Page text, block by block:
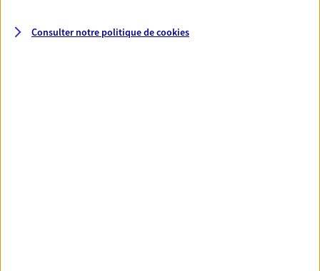
Consulter notre politique decookies